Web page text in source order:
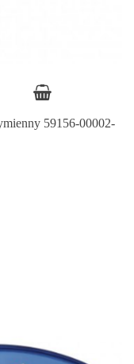
59156-00002-